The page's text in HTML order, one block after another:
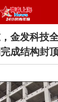
金发科技
成结构封